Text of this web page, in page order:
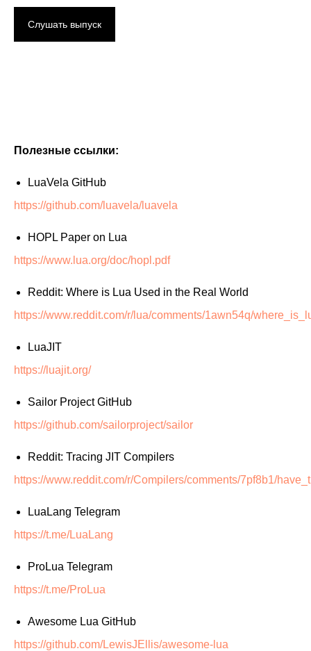
Слушать выпуск
Полезные ссылки:
LuaVela GitHub
https://github.com/luavela/luavela
HOPL Paper on Lua
https://www.lua.org/doc/hopl.pdf
Reddit: Where is Lua Used in the Real World
https://www.reddit.com/r/lua/comments/1awn54q/
LuaJIT
https://luajit.org/
Sailor Project GitHub
https://github.com/sailorproject/sailor
Reddit: Tracing JIT Compilers
https://www.reddit.com/r/Compilers/comments/7pf8b1/
LuaLang Telegram
https://t.me/LuaLang
ProLua Telegram
https://t.me/ProLua
Awesome Lua GitHub
https://github.com/LewisJEllis/awesome-lua